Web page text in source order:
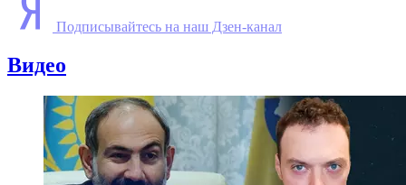
Подписывайтесь на наш Дзен-канал
Видео